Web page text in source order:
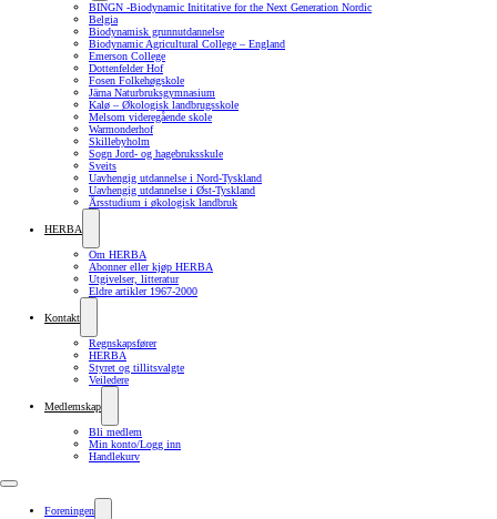
BINGN -Biodynamic Inititative for the Next Generation Nordic
Belgia
Biodynamisk grunnutdannelse
Biodynamic Agricultural College – England
Emerson College
Dottenfelder Hof
Fosen Folkehøgskole
Järna Naturbruksgymnasium
Kalø – Økologisk landbrugsskole
Melsom videregående skole
Warmonderhof
Skillebyholm
Sogn Jord- og hagebruksskule
Sveits
Uavhengig utdannelse i Nord-Tyskland
Uavhengig utdannelse i Øst-Tyskland
Årsstudium i økologisk landbruk
HERBA
Om HERBA
Abonner eller kjøp HERBA
Utgivelser, litteratur
Eldre artikler 1967-2000
Kontakt
Regnskapsfører
HERBA
Styret og tillitsvalgte
Veiledere
Medlemskap
Bli medlem
Min konto/Logg inn
Handlekurv
Foreningen